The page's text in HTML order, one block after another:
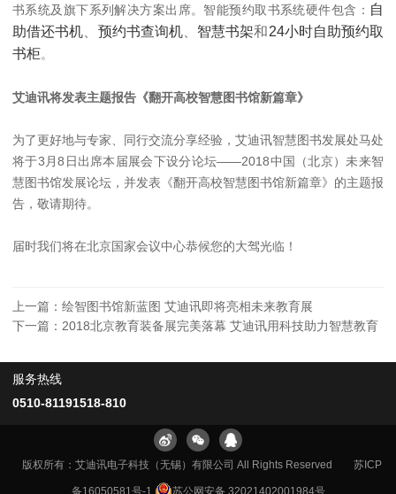
书系统及旗下系列解决方案出席。智能预约取书系统硬件包含： 自
助借还书机
预约书查询机、 智慧书架和24小时自助预约取
书柜。
艾迪讯将发表主题报告《翻开高校智慧图书馆新篇章》
为了更好地与专家、同行交流分享经验，艾迪讯智慧图书发展处马处
将于3月8日出席本届展会下设分论坛——2018中国（北京）未来智
慧图书馆发展论坛，并发表《翻开高校智慧图书馆新篇章》的主题报
告，敬请期待。
届时我们将在北京国家会议中心恭候您的大驾光临！
上一篇： 绘智图书馆新蓝图 艾迪讯即将亮相未来教育展
下一篇： 2018北京教育装备展完美落幕 艾迪讯用科技助力智慧教育
服务热线
0510-81191518-810
版权所有：艾迪讯电子科技（无锡）有限公司 All Rights Reserved 苏ICP
备16050581号-1 苏公网安备 32021402001984号